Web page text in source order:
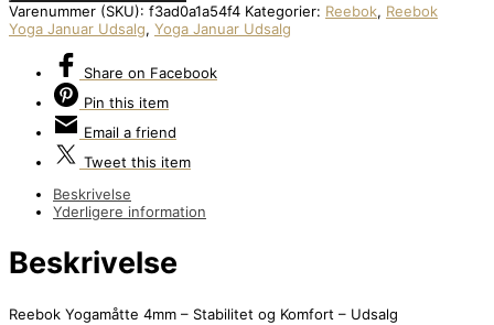
Varenummer (SKU): f3ad0a1a54f4 Kategorier: Reebok, Reebok
Yoga Januar Udsalg, Yoga Januar Udsalg
Share on Facebook
Pin this item
Email a friend
Tweet this item
Beskrivelse
Yderligere information
Beskrivelse
Reebok Yogamåtte 4mm – Stabilitet og Komfort – Udsalg